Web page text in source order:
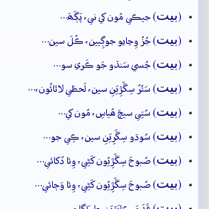
(بيت) جيڪي مُون کي ني، پَڳَھَ…
(بيت) جُزُ وِڃايو جوڳِيين، ڪُلَ سين…
(بيت) جُسي سَنڌو جَو ڪَري سو…
(بيت) سَتُرُ سِڱَڙِيَنِ سين، لَحظي لاٿائُون،…
(بيت) سُتِي سيڄَ ھُياسِ، مُون کي…
(بيت) سُوڌو سِڱَرِيَنِ سين، ڪِي جو…
(بيت) صُبوحَ سِڱَڙِيُون کَڻِي، وِئا دُکائي…
(بيت) صُبوحَ سِڱَڙِيُون کَڻِي، وِئا وَڄائي…